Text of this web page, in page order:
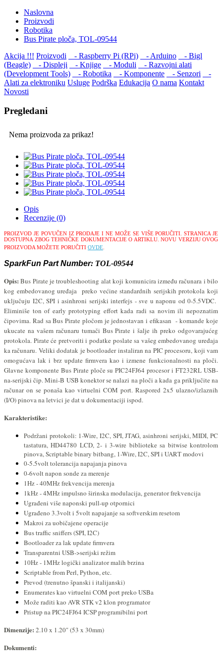
Naslovna
Proizvodi
Robotika
Bus Pirate ploča, TOL-09544
Akcija !!! Proizvodi - Raspberry Pi (RPi) - Arduino
- Bigl
(Beagle)
- Displеji - Knjige - Moduli
- Razvojni alati
(Development Tools)
- Robotika - Komponente - Senzori
-
Alati za elektroniku Usluge Podrška Edukacija O nama Kontakt
Novosti
Pregledani
Nema proizvoda za prikaz!
Opis
Recenzije (0)
PROIZVOD JE POVUČEN IZ PRODAJE I NE MOŽE SE VIŠE PORUČITI.STRANICA JE
DOSTUPNA ZBOG TEHNIČKE DOKUMENTACIJE O ARTIKLU. NOVU VERZIJU OVOG
PROIZVODA MOŽETE PORUČITI OVDE.
SparkFun Part Number: TOL-09544
Opis: Bus Pirate je troubleshooting alat koji komunicira između računara i bilo
kog embedovanog uređaja preko većine standardnih serijskih protokola koji
uključuju I2C, SPI i asinhroni serijski interfejs - sve u naponu od 0-5.5VDC.
Eliminiše ton of early prototyping effort kada radi sa novim ili nepoznatim
čipovima. Rad sa Bus Pirate pločom je jednostavan i efikasan - komande koje
ukucate na vašem računaru tumači Bus Pirate i šalje ih preko odgovarajućeg
protokola. Pirate će pretvoriti i podatke poslate sa vašeg embedovanog uređaja
ka računaru. Veliki dodatak je bootloader instaliran na PIC procesoru, koji vam
omogućava lak i brz update firmvera kao i izmene funkcionalnosti na ploči.
Glavne komponente Bus Pirate ploče su PIC24FJ64 procesor i FT232RL USB-
na-serijski čip. Mini-B USB konektor se nalazi na ploči a kada ga priključite na
računar on se ponaša kao virtuelni COM port. Raspored 2x5 ulazno/izlaznih
(I/O) pinova na letvici je dat u dokumentaciji ispod.
Karakteristike:
Podržani protokoli: 1-Wire, I2C, SPI, JTAG, asinhroni serijski, MIDI, PC
tastatura, HD44780 LCD, 2- i 3-wire biblioteke sa bitwise kontrolom
pinova, Scriptable binary bitbang, 1-Wire, I2C, SPI i UART modovi
0-5.5volt tolerancija napajanja pinova
0-6volt napon sonde za merenje
1Hz - 40MHz frekvencija merenja
1kHz - 4MHz impulsno širinska modulacija, generator frekvencija
Ugrađeni više naponski pull-up otpornici
Ugrađeno 3.3volt i 5volt napajanje sa softverskim resetom
Makroi za uobičajene operacije
Bus traffic sniffers (SPI, I2C)
Bootloader za lak update firmvera
Transparentni USB->serijski režim
10Hz - 1MHz logički analizator malih brzina
Scriptable from Perl, Python, etc.
Prevod (trenutno španski i italijanski)
Enumerates kao virtuelni COM port preko USBa
Može raditi kao AVR STK v2 klon programator
Pristup na PIC24FJ64 ICSP programibilni port
Dimenzije: 2.10 x 1.20" (53 x 30mm)
Dokumenti: